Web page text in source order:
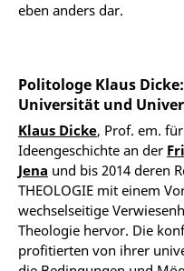
eben anders dar.
Politologe Klaus
Universität und
Klaus Dicke, Prof. em.
Ideengeschichte an der
Jena und bis 2014 deren
THEOLOGIE mit einem
wechselseitige
Theologie hervor. Die
profitierten von ihrer